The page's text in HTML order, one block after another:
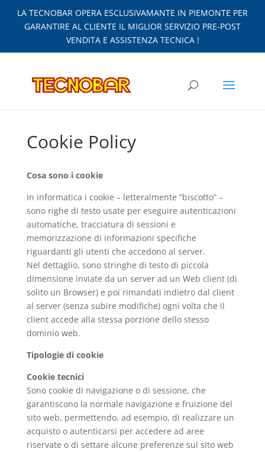
LA TECNOBAR OPERA ESCLUSIVAMANTE IN PIEMONTE PER
GARANTIRE AL CLIENTE IL MIGLIOR SERVIZIO PRE-POST
VENDITA E ASSISTENZA TECNICA !
Cookie Policy
Cosa sono i cookie
In informatica i cookie – letteralmente “biscotto” –
sono righe di testo usate per eseguire autenticazioni
automatiche, tracciatura di sessioni e
memorizzazione di informazioni specifiche
riguardanti gli utenti che accedono al server.
Nel dettaglio, sono stringhe di testo di piccola
dimensione inviate da un server ad un Web client (di
solito un Browser) e poi rimandati indietro dal client
al server (senza subire modifiche) ogni volta che il
client accede alla stessa porzione dello stesso
dominio web.
Tipologie di cookie
Cookie tecnici
Sono cookie di navigazione o di sessione, che
garantiscono la normale navigazione e fruizione del
sito web, permettendo, ad esempio, di realizzare un
acquisto o autenticarsi per accedere ad aree
riservate o di settare alcune preferenze sul sito web